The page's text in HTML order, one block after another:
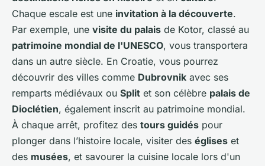
Chaque escale est une invitation à la découverte.
Par exemple, une visite du palais de Kotor, classé au
patrimoine mondial de l'UNESCO, vous transportera
dans un autre siècle. En Croatie, vous pourrez
découvrir des villes comme Dubrovnik avec ses
remparts médiévaux ou Split et son célèbre palais de
Dioclétien, également inscrit au patrimoine mondial.
À chaque arrêt, profitez des tours guidés pour
plonger dans l’histoire locale, visiter des églises et
des musées, et savourer la cuisine locale lors d'un